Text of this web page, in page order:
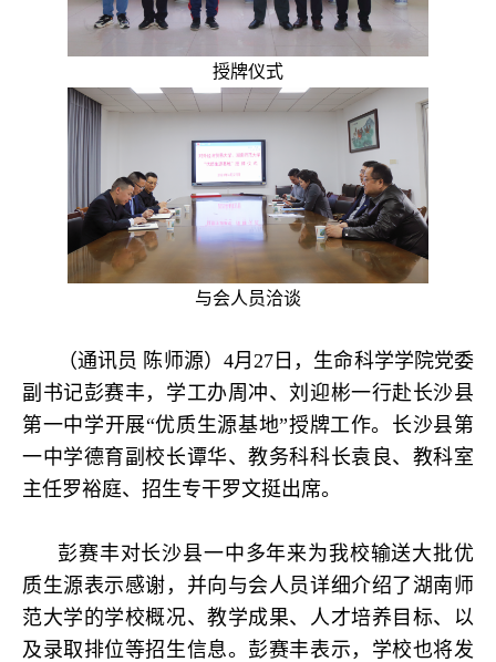
授牌仪式
与会人员洽谈
（通讯员 陈师源）4月27日，生命科学学院党委
副书记彭赛丰，学工办周冲、刘迎彬一行赴长沙县
第一中学开展“优质生源基地”授牌工作。长沙县第
一中学德育副校长谭华、教务科科长袁良、教科室
主任罗裕庭、招生专干罗文挺出席。
彭赛丰对长沙县一中多年来为我校输送大批优
质生源表示感谢，并向与会人员详细介绍了湖南师
范大学的学校概况、教学成果、人才培养目标、以
及录取排位等招生信息。彭赛丰表示，学校也将发